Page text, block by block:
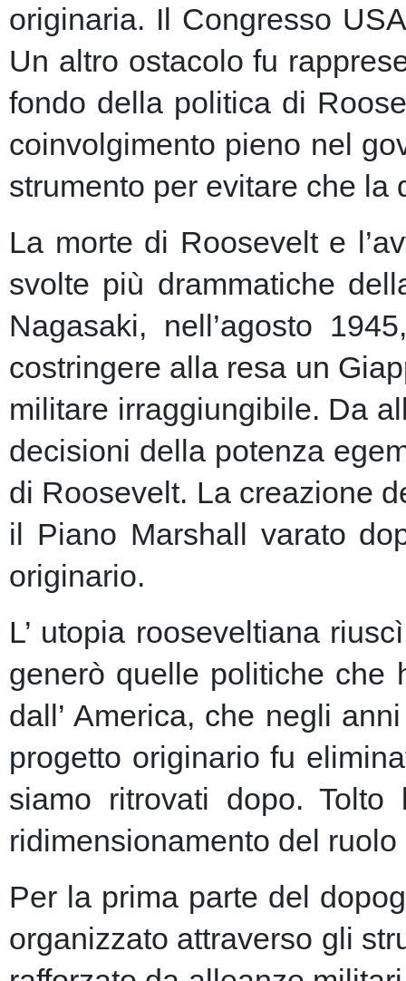
originaria. Il Congresso
Un altro ostacolo fu
fondo della politica di
coinvolgimento pieno nel
strumento per evitare che
La morte di Roosevelt e
svolte più drammatiche
Nagasaki, nell’agosto
costringere alla resa un
militare irraggiungibile. Da
decisioni della potenza
di Roosevelt. La creazione
il Piano Marshall varato
originario.
L’ utopia rooseveltiana
generò quelle politiche che
dall’ America, che negli
progetto originario fu
siamo ritrovati dopo.
ridimensionamento del
Per la prima parte del
organizzato attraverso gli